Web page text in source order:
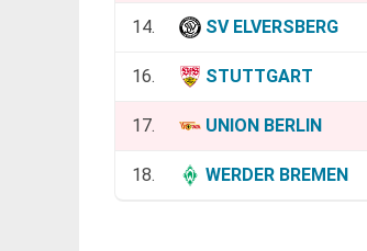
14. SV ELVERSBERG
16. STUTTGART
17. UNION BERLIN
18. WERDER BREMEN